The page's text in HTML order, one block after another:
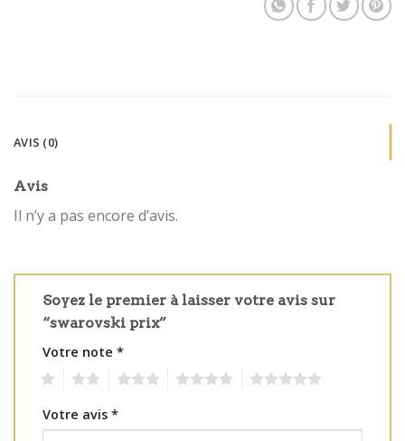
AVIS (0)
Avis
Il n’y a pas encore d’avis.
Soyez le premier à laisser votre avis sur
“swarovski prix”
Votre note *
Votre avis *